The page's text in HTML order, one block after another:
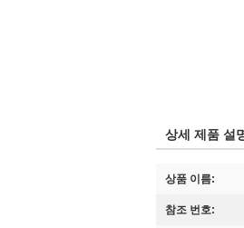
상세 제품 설
상품 이름:
참조 번호: